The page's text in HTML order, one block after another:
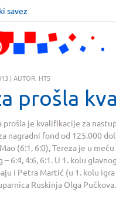
savez
| AUTOR: HTS
prošla
prošla je kvalifikacije za
nagradni fond od 125.000
(6:1, 6:0), Tereza je u
– 6:4, 4:6, 6:1. U 1. kolu
i Petra Martić (u 1. kolu
Ruskinja Olga Pučkova.